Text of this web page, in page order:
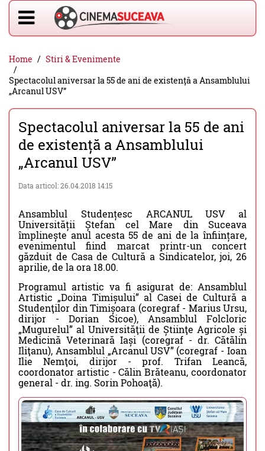
Home
Stiri & Evenimente
Spectacolul aniversar la 55 de ani de existență a Ansamblului
„Arcanul USV”
Spectacolul aniversar la 55 de ani
de existență a Ansamblului
„Arcanul USV”
Data articol: 26.04.2018 14:15
Ansamblul Studențesc ARCANUL USV al
Universității Ștefan cel Mare din Suceava
împlinește anul acesta 55 de ani de la înființare,
evenimentul fiind marcat printr-un concert
găzduit de Casa de Cultură a Sindicatelor, joi, 26
aprilie, de la ora 18.00.
Programul artistic va fi asigurat de: Ansamblul
Artistic „Doina Timișului” al Casei de Cultură a
Studenţilor din Timișoara (coregraf - Marius Ursu,
dirijor - Dorian Sicoe), Ansamblul Folcloric
„Mugurelul” al Universităţii de Știinţe Agricole și
Medicină Veterinară Iași (coregraf - dr. Cătălin
Iliţanu), Ansamblul „Arcanul USV” (coregraf - Ioan
Ilie Nemţoi, dirijor - prof. Trifan Leancă,
coordonator artistic - Călin Brăteanu, coordonator
general - dr. ing. Sorin Pohoaţă).